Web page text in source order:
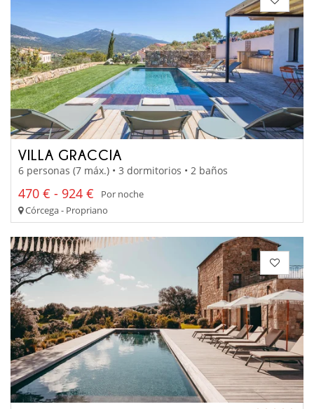
VILLA GRACCIA
6 personas (7 máx.) • 3 dormitorios • 2 baños
470 € - 924 €
Por noche
Córcega - Propriano